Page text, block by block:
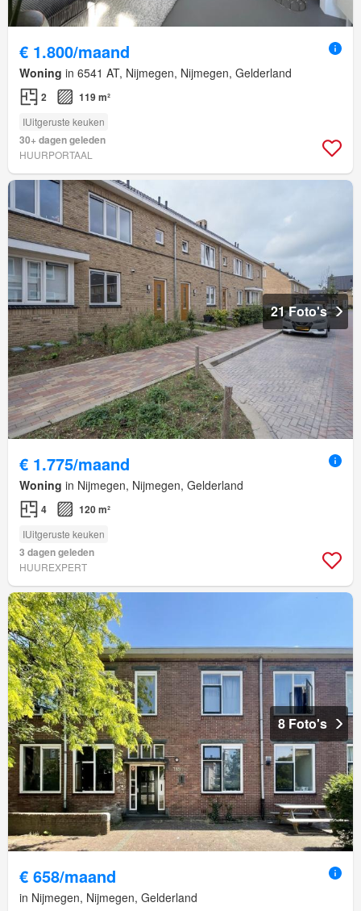
€ 1.800/maand
Woning in 6541 AT, Nijmegen, Nijmegen, Gelderland
2 119 m²
IUitgeruste keuken
30+ dagen geleden
HUURPORTAAL
21 Foto's
€ 1.775/maand
Woning in Nijmegen, Nijmegen, Gelderland
4 120 m²
IUitgeruste keuken
3 dagen geleden
HUUREXPERT
8 Foto's
€ 658/maand
in Nijmegen, Nijmegen, Gelderland